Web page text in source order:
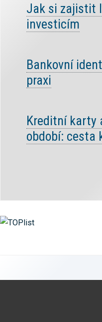
Jak si zajistit
investicím
Bankovní
praxi
Kreditní karty
období: cesta